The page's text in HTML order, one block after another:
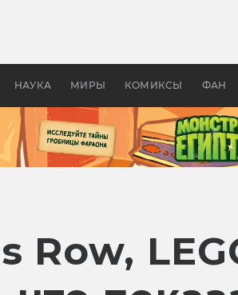
НАУКА МИРЫ КОМИКСЫ ФАН
бы «Властелина колец»
Row,